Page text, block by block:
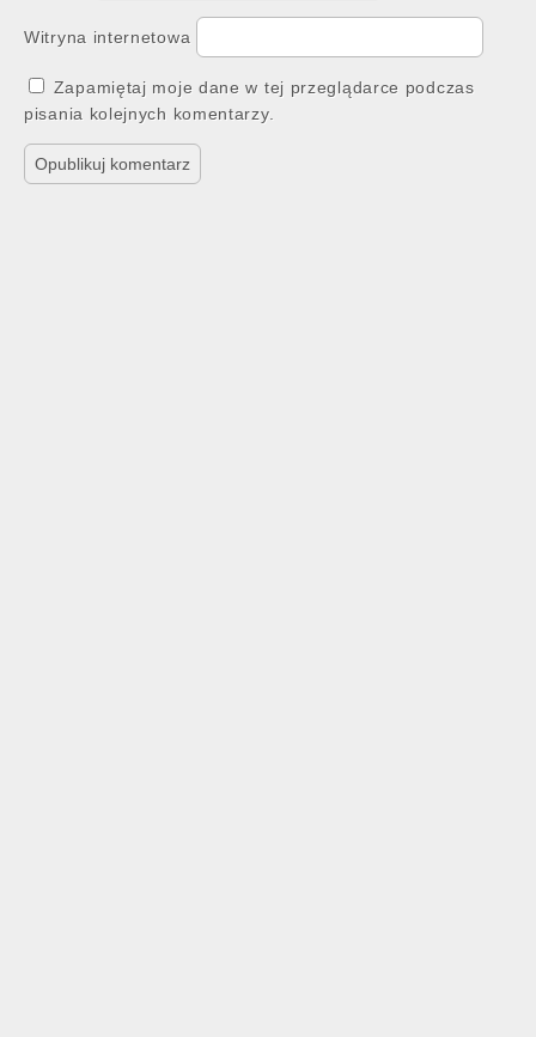
Witryna internetowa
Zapamiętaj moje dane w tej przeglądarce podczas
pisania kolejnych komentarzy.